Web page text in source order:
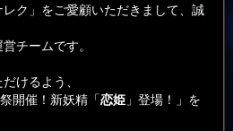
ク」をご愛顧いただきまして、誠
チームです。
けるよう、
開催！新妖精「恋姫」登場！」を